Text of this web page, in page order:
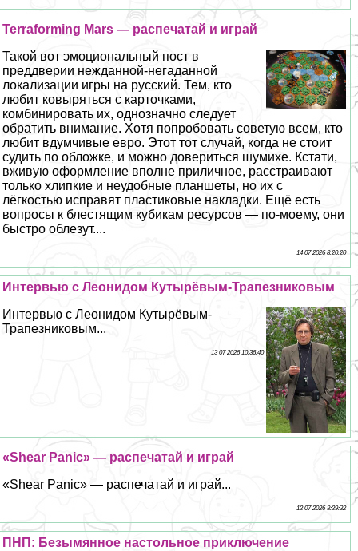
Terraforming Mars — распечатай и играй
Такой вот эмоциональный пост в
преддверии нежданной-негаданной
локализации игры на русский. Тем, кто
любит ковыряться с карточками,
комбинировать их, однозначно следует
обратить внимание. Хотя попробовать советую всем, кто
любит вдумчивые евро. Этот тот случай, когда не стоит
судить по обложке, и можно довериться шумихе. Кстати,
вживую оформление вполне приличное, расстраивают
только хлипкие и неудобные планшеты, но их с
лёгкостью исправят пластиковые накладки. Ещё есть
вопросы к блестящим кубикам ресурсов — по-моему, они
быстро облезут....
14 07 2026 8:20:20
Интервью с Леонидом Кутырёвым-Трапезниковым
Интервью с Леонидом Кутырёвым-
Трапезниковым...
13 07 2026 10:36:40
«Shear Panic» — распечатай и играй
«Shear Panic» — распечатай и играй...
12 07 2026 8:29:32
ПНП: Безымянное настольное приключение